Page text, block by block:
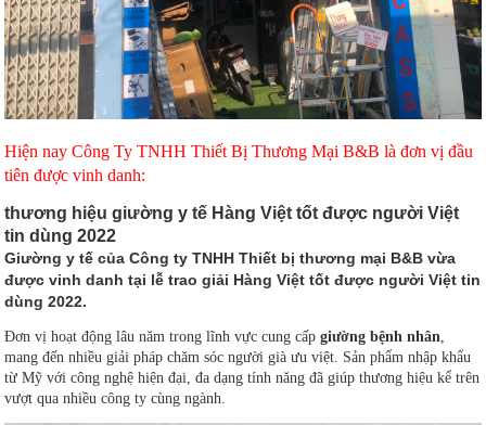
Hiện nay Công Ty TNHH Thiết Bị Thương Mại B&B là đơn vị đầu
tiên được vinh danh:
thương hiệu giường y tế Hàng Việt tốt được người Việt
tin dùng 2022
Giường y tế của Công ty TNHH Thiết bị thương mại B&B vừa
được vinh danh tại lễ trao giải Hàng Việt tốt được người Việt tin
dùng 2022.
Đơn vị hoạt động lâu năm trong lĩnh vực cung cấpgiường bệnh nhân,
mang đến nhiều giải pháp chăm sóc người già ưu việt. Sản phẩm nhập khẩu
từ Mỹ với công nghệ hiện đại, đa dạng tính năng đã giúp thương hiệu kể trên
vượt qua nhiều công ty cùng ngành.